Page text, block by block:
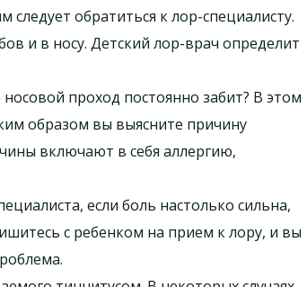
обратиться к лор-специалисту.
и в носу. Детский лор-врач определит
проход постоянно забит? В этом
образом вы выясните причину
включают в себя аллергию,
если боль настолько сильна,
с ребенком на прием к лору, и вы